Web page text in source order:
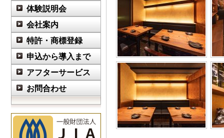
体験説明会
会社案内
特許・商標登録
申込から導入まで
アフターサービス
お問合わせ